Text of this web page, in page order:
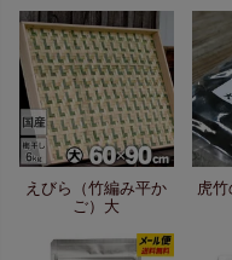
えびら（竹編み平か
ご）大
虎